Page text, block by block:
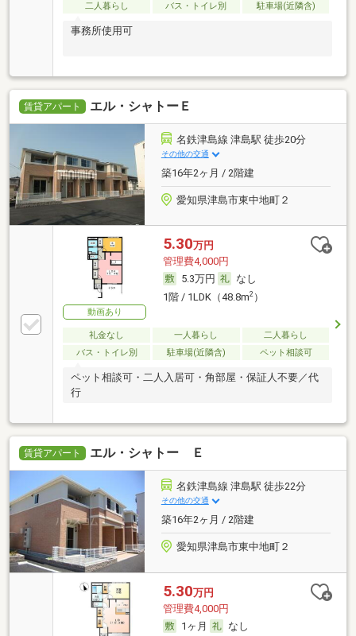
二人暮らし
バス・トイレ別 駐車場(近隣含)
事務所使用可
賃貸アパート エル・シャトーＥ
名鉄津島線 津島駅 徒歩20分
その他の交通
築16年2ヶ月 / 2階建
愛知県津島市東中地町２
動画あり
5.30万円
管理費4,000円
5.3万円
なし
1階 / 1LDK（48.8m2）
礼金なし 一人暮らし
二人暮らし
バス・トイレ別
駐車場(近隣含) ペット相談可
ペット相談可・二人入居可・角部屋・保証人不要／代
行
賃貸アパート エル・シャトー Ｅ
名鉄津島線 津島駅 徒歩22分
その他の交通
築16年2ヶ月 / 2階建
愛知県津島市東中地町２
5.30万円
管理費4,000円
1ヶ月
なし